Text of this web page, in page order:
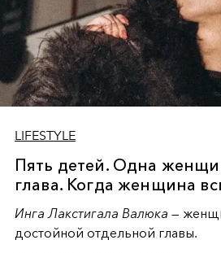
LIFESTYLE
Пять детей. Одна
глава. Когда женщина
Инга Лакстигала Валюка —
достойной отдельной главы.